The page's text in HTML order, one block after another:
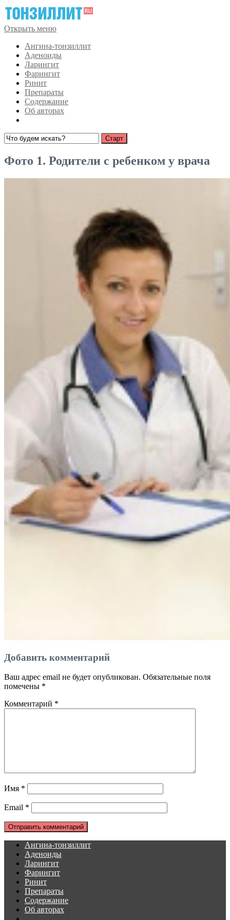
Открыть меню
Ангина-тонзиллит
Аденоиды
Ларингит
Фарингит
Ринит
Препараты
Содержание
Об авторах
Фото 1. Родители с ребенком у врача
Добавить комментарий
Ваш адрес email не будет опубликован. Обязательные поля
помечены *
Комментарий *
Имя *
Email *
Ангина-тонзиллит
Аденоиды
Ларингит
Фарингит
Ринит
Препараты
Содержание
Об авторах